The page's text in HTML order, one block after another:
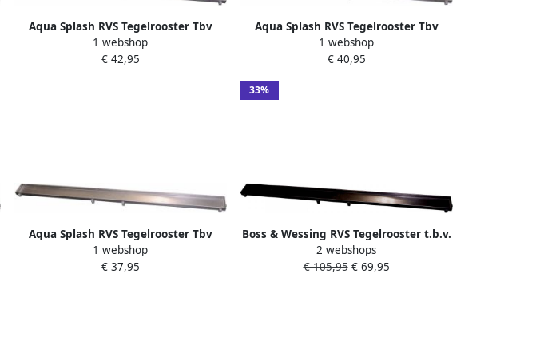
Aqua Splash RVS Tegelrooster Tbv
Douchegoot 70X7
1 webshop
€ 42,95
Aqua Splash RVS Tegelrooster Tbv
Douchegoot 60X7
1 webshop
€ 40,95
Aqua Splash RVS Tegelrooster Tbv
Douchegoot 50X7
1 webshop
€ 37,95
33%
Boss & Wessing RVS Tegelrooster t.b.v.
BWS Douchegoot 70x7 cm Mat Zwart
2 webshops
€ 105,95€ 69,95